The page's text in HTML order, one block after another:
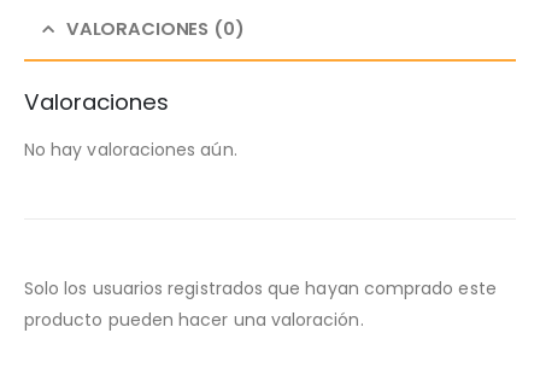
VALORACIONES (0)
Valoraciones
No hay valoraciones aún.
Solo los usuarios registrados que hayan comprado este
producto pueden hacer una valoración.